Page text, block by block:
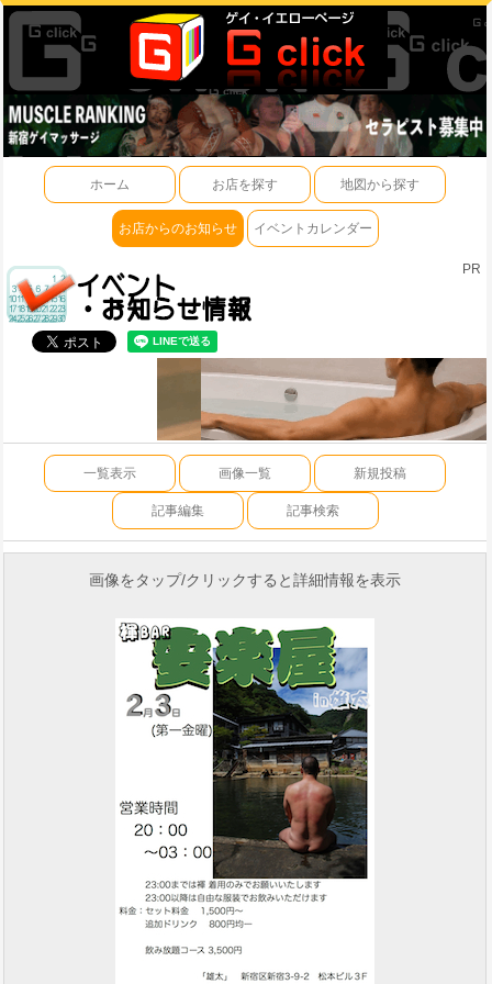
ホーム お店を探す 地図から探す
お店からのお知らせ イベントカレンダー
PR
一覧表示 画像一覧 新規投稿
記事編集 記事検索
画像をタップ/クリックすると詳細情報を表示